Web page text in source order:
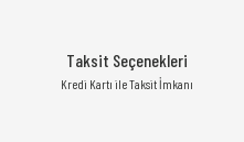
Taksit Seçenekleri
Kredi Kartı ile Taksit İmkanı